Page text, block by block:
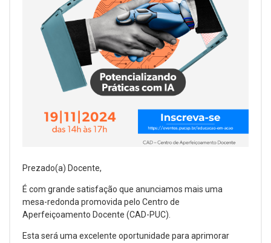
Prezado(a) Docente,
É com grande satisfação que anunciamos mais uma
mesa-redonda promovida pelo Centro de
Aperfeiçoamento Docente (CAD-PUC).
Esta será uma excelente oportunidade para aprimorar